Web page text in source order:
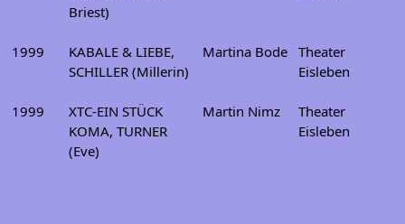
Briest)
1999
KABALE & LIEBE,
SCHILLER (Millerin)
Martina Bode Theater
Eisleben
1999
XTC-EIN STÜCK
KOMA, TURNER
(Eve)
Martin Nimz
Theater
Eisleben